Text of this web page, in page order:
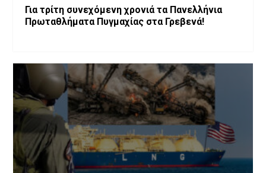
Για τρίτη συνεχόμενη χρονιά τα Πανελλήνια
Πρωταθλήματα Πυγμαχίας στα Γρεβενά!